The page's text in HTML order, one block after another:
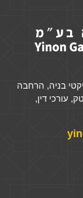
בניה, הרחבה
עורכי דין,